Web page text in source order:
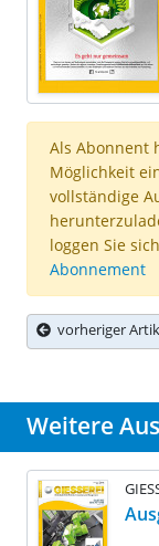
Als Abonnent
Möglichkeit
vollständige
loggen Sie
Abonnement
vorheriger
Weitere